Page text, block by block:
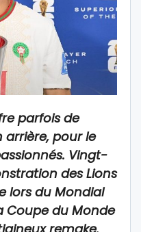
parfois de
pour le
Vingt-
des Lions
lors du Mondial
Coupe du Monde